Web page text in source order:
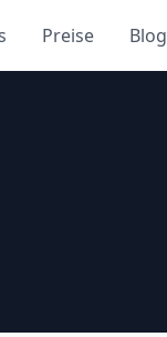
Preise Blog